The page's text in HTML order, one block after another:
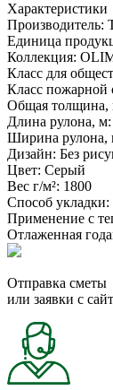
Характеристики
Производитель:
Единица
Коллекция:
Класс для
Класс пожарной
Общая толщина,
Длина рулона, м:
Ширина рулона,
Дизайн: Без
Цвет: Серый
Вес г/м²: 1800
Способ укладки:
Применение с
Отлаженная
Отправка сметы
или заявки с